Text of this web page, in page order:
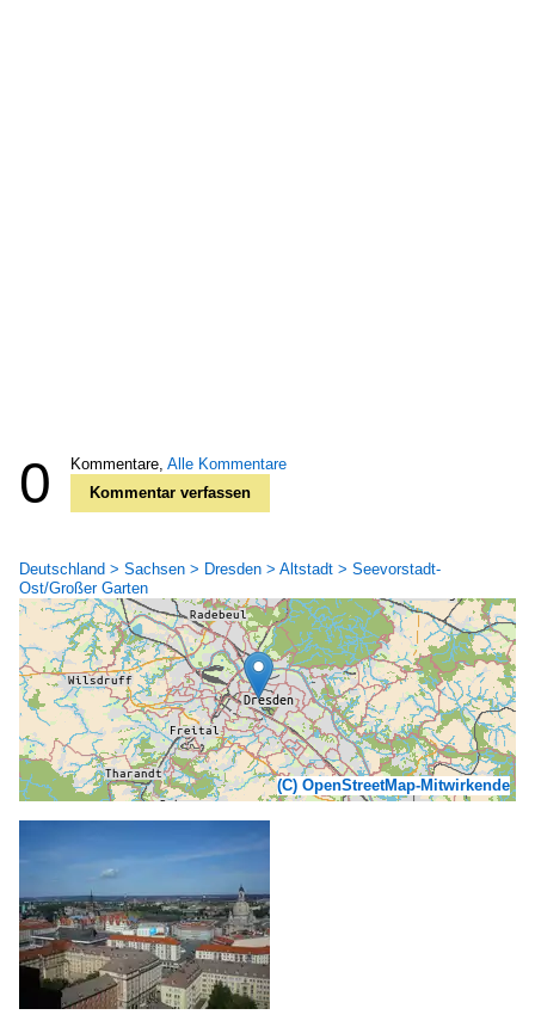
0 Kommentare, Alle Kommentare
Kommentar verfassen
Deutschland > Sachsen > Dresden > Altstadt > Seevorstadt-
Ost/Großer Garten
(C) OpenStreetMap-Mitwirkende